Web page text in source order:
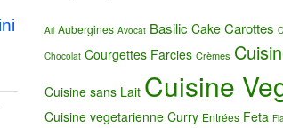
Ail Aubergines Avocat Basilic Cake Carottes
Chocolat Courgettes Farcies Crèmes
Cuisine sans Lait Cuisine
Cuisine vegetarienne Curry Entrées Feta